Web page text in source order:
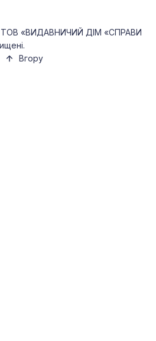
ТОВ «ВИДАВНИЧИЙ ДІМ «СПРАВИ
Вгору